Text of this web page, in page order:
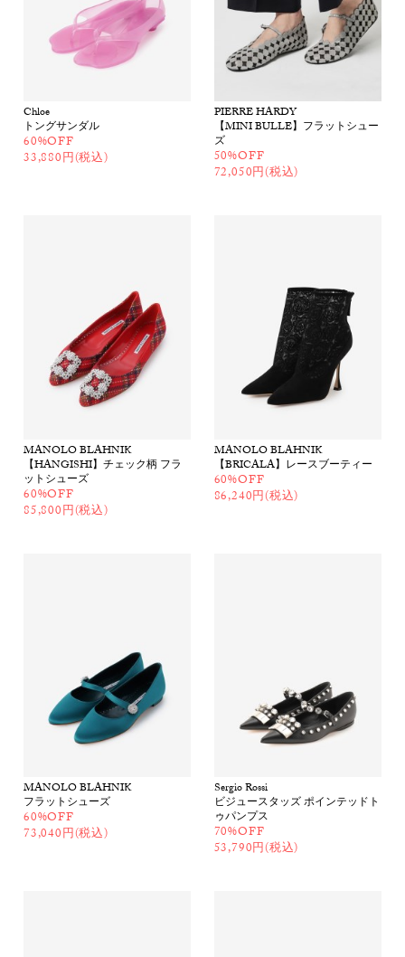
Chloe
トングサンダル
60%OFF
33,880円(税込)
PIERRE HARDY
【MINI BULLE】フラットシュー
ズ
50%OFF
72,050円(税込)
MANOLO BLAHNIK
【HANGISHI】チェック柄 フラ
ットシューズ
60%OFF
85,800円(税込)
MANOLO BLAHNIK
【BRICALA】レースブーティー
60%OFF
86,240円(税込)
MANOLO BLAHNIK
フラットシューズ
60%OFF
73,040円(税込)
Sergio Rossi
ビジュースタッズ ポインテッドト
ゥパンプス
70%OFF
53,790円(税込)